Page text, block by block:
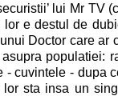
lui Mr TV
lor e destul de
Doctor care ar
populatiei:
- cuvintele - dupa
sta insa un